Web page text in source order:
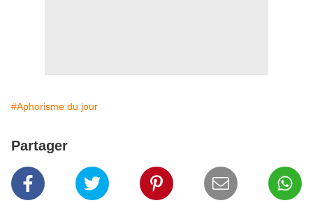
#Aphorisme du jour
Partager